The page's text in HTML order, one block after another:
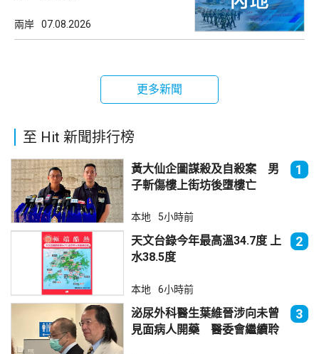
兩岸 07.08.2026
更多新聞
至 Hit 新聞排行榜
黃大仙企圖謀殺及自殺案 男
子斬傷樓上街坊後墮樓亡
1
本地 5小時前
天文台錄今年最高溫34.7度 上
水38.5度
2
本地 6小時前
泌尿外科醫生葉維晉涉向未曾
見面病人開藥 醫委會繼續聆
3